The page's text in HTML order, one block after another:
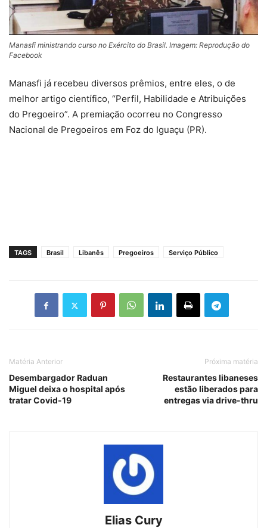
Manasfi ministrando curso no Exército do Brasil. Imagem: Reprodução do
Facebook
Manasfi já recebeu diversos prêmios, entre eles, o de
melhor artigo científico, “Perfil, Habilidade e Atribuições
do Pregoeiro”. A premiação ocorreu no Congresso
Nacional de Pregoeiros em Foz do Iguaçu (PR).
TAGS Brasil Libanês Pregoeiros Serviço Público
Matéria Anterior
Desembargador Raduan
Miguel deixa o hospital após
tratar Covid-19
Próxima matéria
Restaurantes libaneses
estão liberados para
entregas via drive-thru
Elias Cury